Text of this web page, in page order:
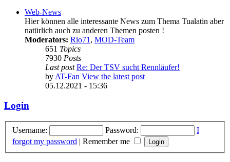
Web-News
Hier können alle interessante News zum Thema Tualatin aber
natürlich auch zu anderen Themen posten !
Moderators: Rio71, MOD-Team
651 Topics
7930 Posts
Last post Re: Der TSV sucht Rennläufer!
byAT-Fan View the latest post
05.12.2021 - 15:36
Login
Username: Password:
I
forgot my password | Remember me